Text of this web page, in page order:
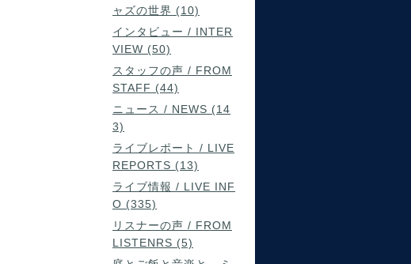
ャズの世界 (10)
インタビュー / INTER
VIEW (50)
スタッフの声 / FROM
STAFF (44)
ニュース / NEWS (14
3)
ライブレポート / LIVE
REPORTS (13)
ライブ情報 / LIVE INF
O (335)
リスナーの声 / FROM
LISTENRS (5)